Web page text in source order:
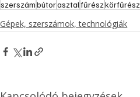
szerszámbútorasztalfűrészkörfűrész
Gépek, szerszámok, technológiák